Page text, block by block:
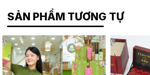
SẢN PHẨM TƯƠNG TỰ